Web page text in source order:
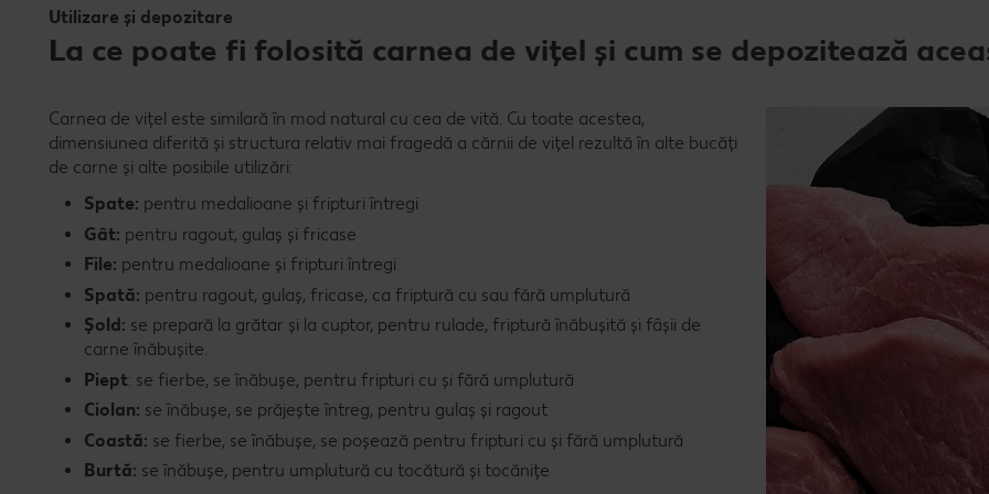
Utilizare și depozitare
La ce poate fi folosită carnea de vițel și cum se depozitează
Carnea de vițel este similară în mod natural cu cea de vită. Cu toate acestea,
dimensiunea diferită și structura relativ mai fragedă a cărnii de vițel rezultă în alte bucăți
de carne și alte posibile utilizări:
Spate: pentru medalioane și fripturi întregi
Gât: pentru ragout, gulaș și fricase
File: pentru medalioane și fripturi întregi
Spată: pentru ragout, gulaș, fricase, ca friptură cu sau fără umplutură
Șold: se prepară la grătar și la cuptor, pentru rulade, friptură înăbușită și fâșii de
carne înăbușite.
Piept: se fierbe, se înăbușe, pentru fripturi cu și fără umplutură
Ciolan: se înăbușe, se prăjește întreg, pentru gulaș și ragout
Coastă: se fierbe, se înăbușe, se poșează pentru fripturi cu și fără umplutură
Burtă: se înăbușe, pentru umplutură cu tocătură și tocănițe